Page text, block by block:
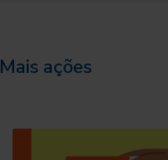
Mais ações